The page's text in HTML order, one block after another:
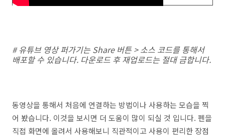
# 유튜브 영상 퍼가기는 Share 버튼 > 소스 코드를 통해서
배포할 수 있습니다. 다운로드 후 재업로드는 절대 금합니다.
동영상을 통해서 처음에 연결하는 방법이나 사용하는 모습을 찍
어 봤습니다. 이것을 보시면 더 도움이 많이 되실 것 입니다. 펜을
직접 화면에 올려서 사용해보니 직관적이고 사용이 편리한 장점